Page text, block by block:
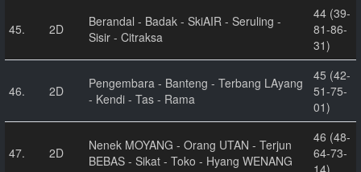
45. 2D
Berandal - Badak - SkiAIR - Seruling -
Sisir - Citraksa
44 (39-
81-86-
31)
46. 2D
Pengembara - Banteng - Terbang LAyang
- Kendi - Tas - Rama
45 (42-
51-75-
01)
47. 2D
Nenek MOYANG - Orang UTAN - Terjun
BEBAS - Sikat - Toko - Hyang WENANG
46 (48-
64-73-
14)